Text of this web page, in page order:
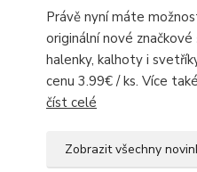
Právě nyní máte
originální nové značkové
halenky, kalhoty i
cenu 3.99€ / ks. Více
číst celé
Zobrazit všechny